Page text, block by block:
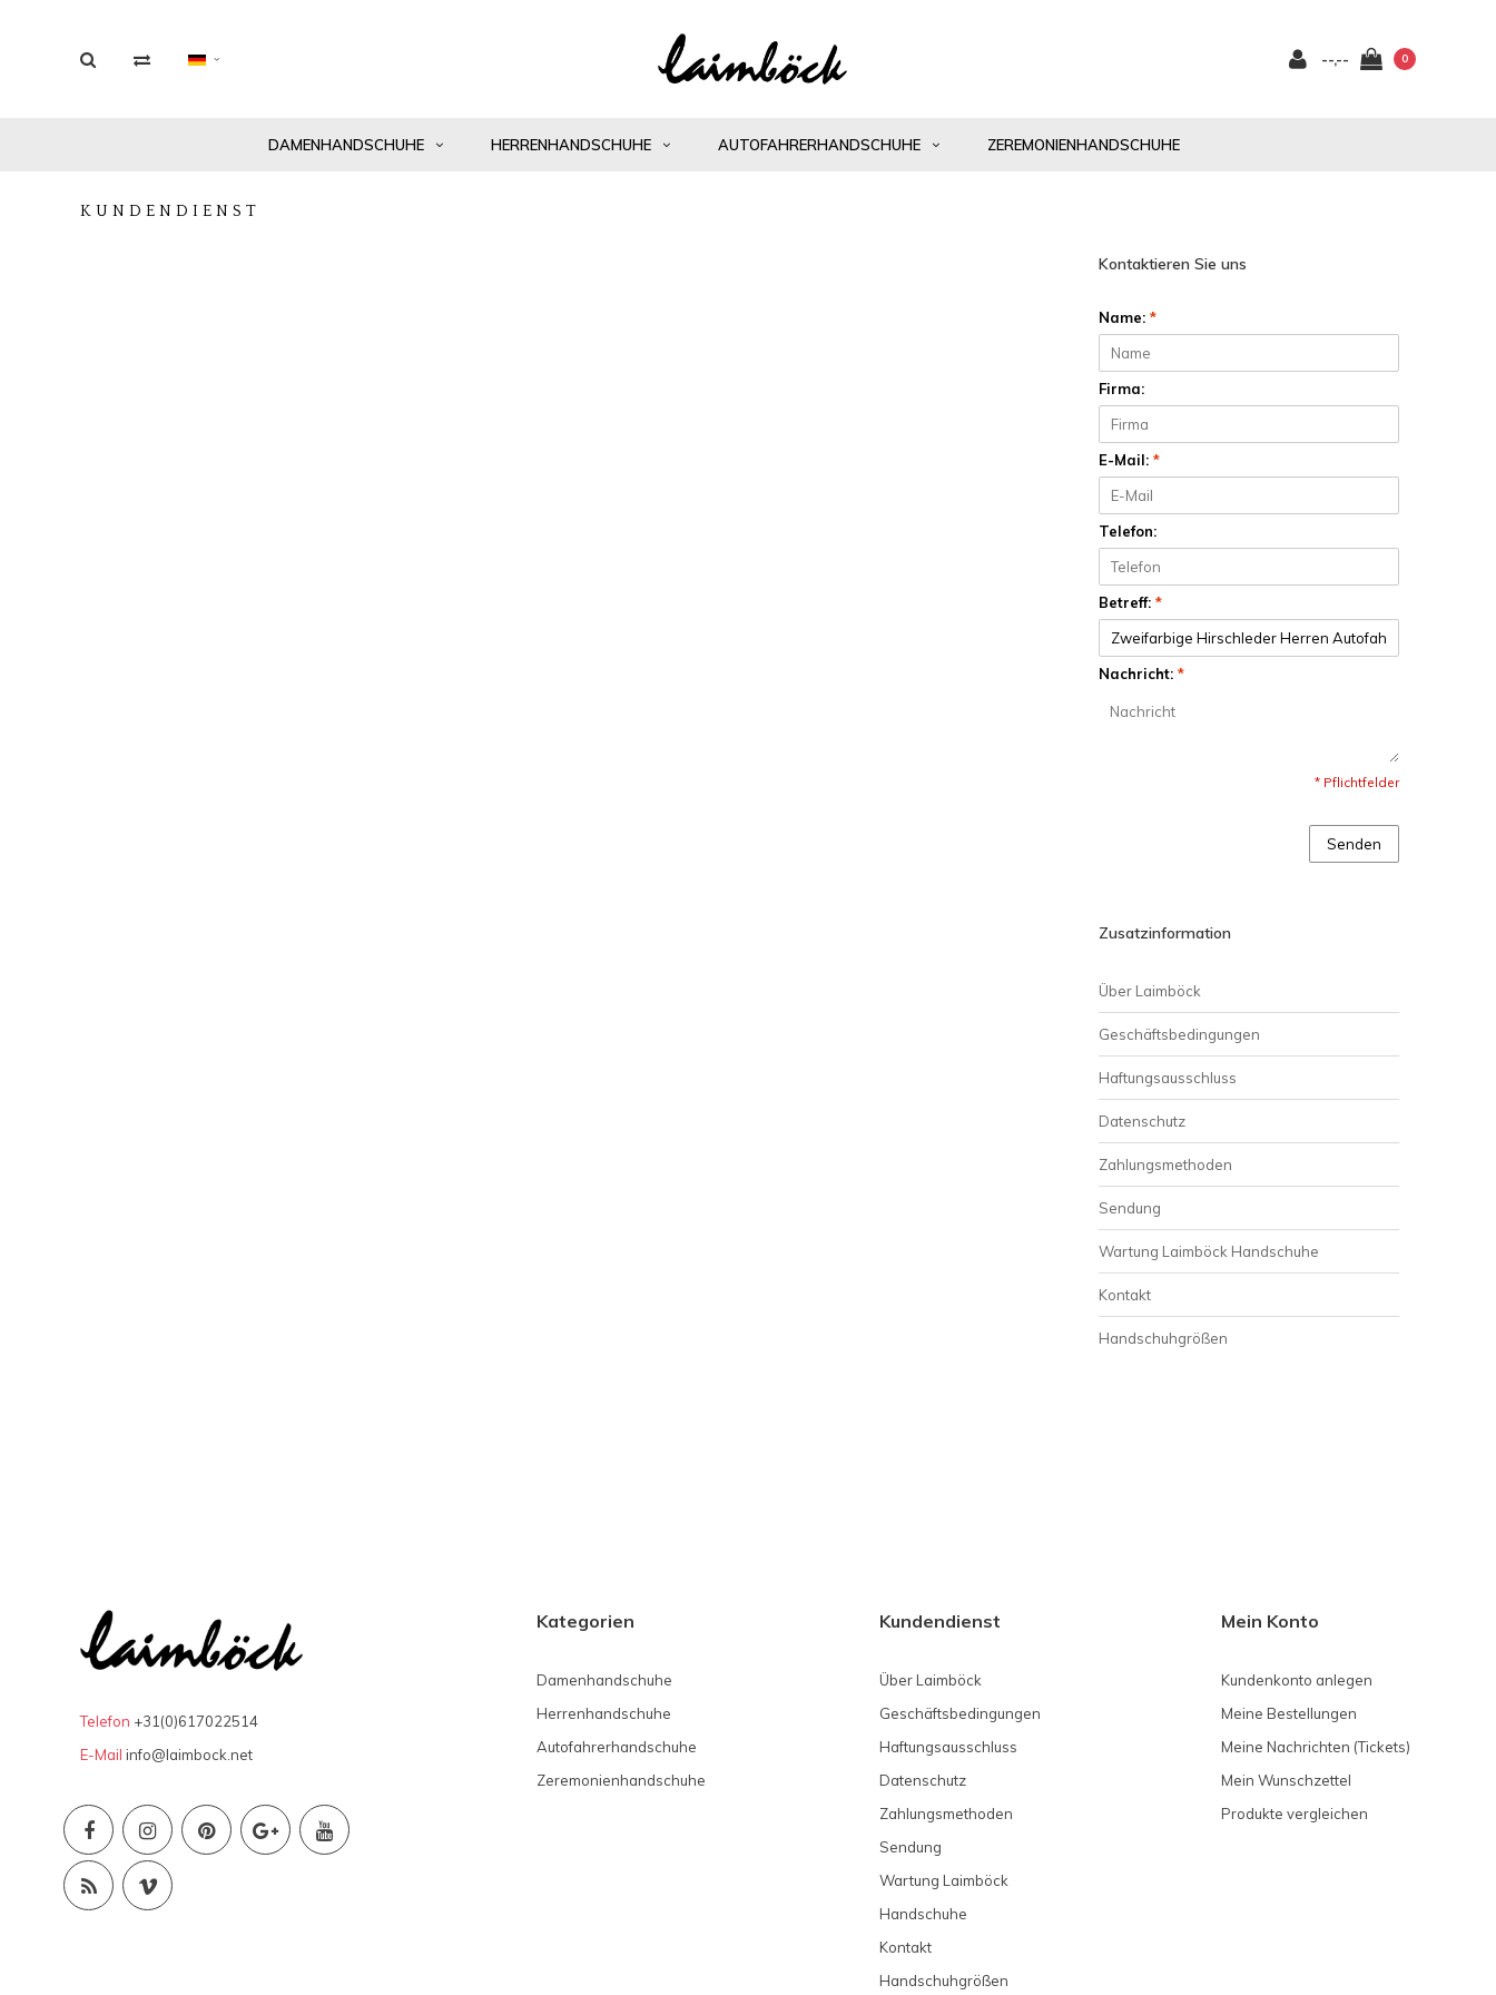
--,-- 0
DAMENHANDSCHUHE HERRENHANDSCHUHE AUTOFAHRERHANDSCHUHE ZEREMONIENHANDSCHUHE
KUNDENDIENST
Kontaktieren Sie uns
Name: *
Firma:
E-Mail: *
Telefon:
Betreff: *
Nachricht: *
* Pflichtfelder
Senden
Zusatzinformation
Über Laimböck
Geschäftsbedingungen
Haftungsausschluss
Datenschutz
Zahlungsmethoden
Sendung
Wartung Laimböck Handschuhe
Kontakt
Handschuhgrößen
Telefon +31(0)617022514
E-Mail info@laimbock.net
Kategorien
Damenhandschuhe
Herrenhandschuhe
Autofahrerhandschuhe
Zeremonienhandschuhe
Kundendienst
Über Laimböck
Geschäftsbedingungen
Haftungsausschluss
Datenschutz
Zahlungsmethoden
Sendung
Wartung Laimböck
Handschuhe
Kontakt
Handschuhgrößen
Mein Konto
Kundenkonto anlegen
Meine Bestellungen
Meine Nachrichten (Tickets)
Mein Wunschzettel
Produkte vergleichen